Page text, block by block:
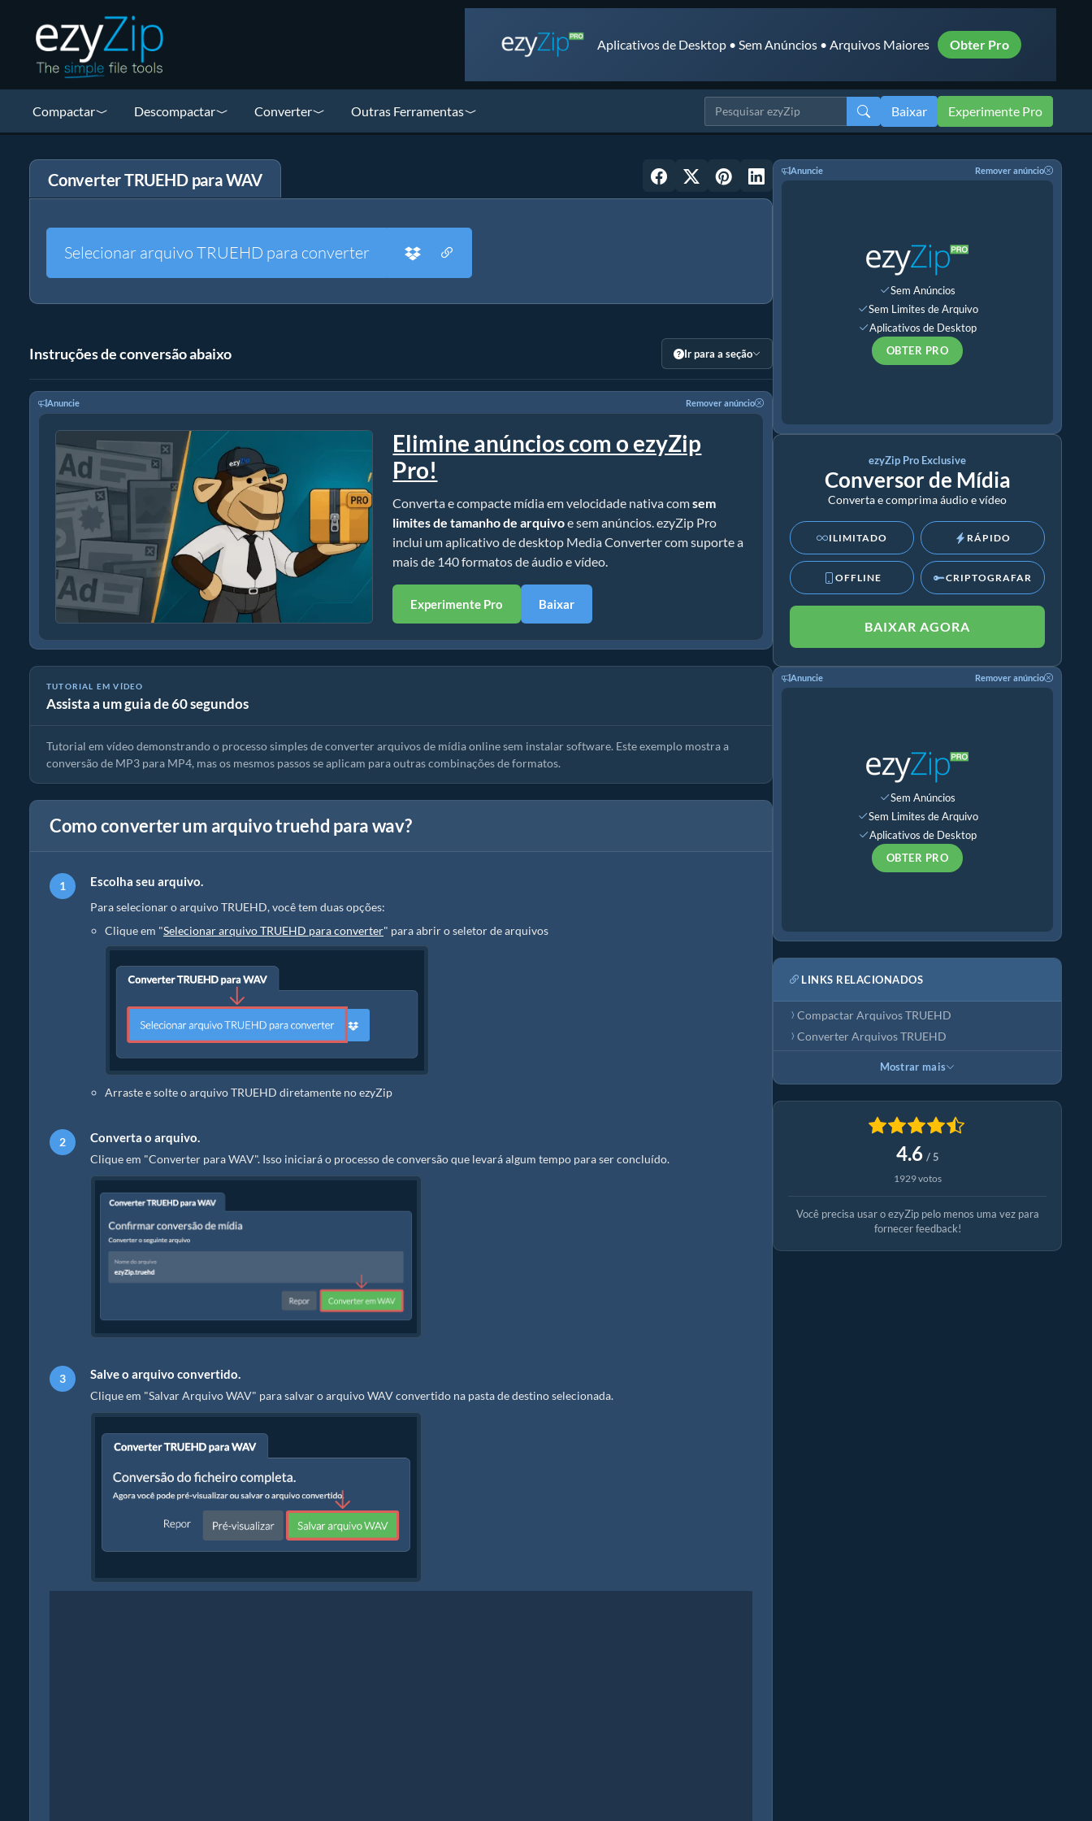
Aplicativos de Desktop • Sem Anúncios • Arquivos Maiores Obter Pro
Compactar Descompactar Converter Outras Ferramentas Baixar Experimente Pro
Converter TRUEHD para WAV
Selecionar arquivo TRUEHD para converter
Instruções de conversão abaixo Ir para a seção
Anuncie Remover anúncio
Elimine anúncios com o ezyZip
Pro!
Converta e compacte mídia em velocidade nativa comsem
limites de tamanho de arquivoe sem anúncios. ezyZip Pro
inclui um aplicativo de desktop Media Converter com suporte a
mais de 140 formatos de áudio e vídeo.
Experimente Pro Baixar
TUTORIAL EM VÍDEO
Assista a um guia de 60 segundos
Como converter arquivos de mídia
Tutorial em vídeo demonstrando o processo simples de converter arquivos de mídia online sem instalar software. Este exemplo mostra a
conversão de MP3 para MP4, mas os mesmos passos se aplicam para outras combinações de formatos.
Como converter um arquivo truehd para wav?
Escolha seu arquivo.
Para selecionar o arquivo TRUEHD, você tem duas opções:
Clique em "Selecionar arquivo TRUEHD para converter" para abrir o seletor de arquivos
Arraste e solte o arquivo TRUEHD diretamente no ezyZip
Converta o arquivo.
Clique em "Converter para WAV". Isso iniciará o processo de conversão que levará algum tempo para ser concluído.
Salve o arquivo convertido.
Clique em "Salvar Arquivo WAV" para salvar o arquivo WAV convertido na pasta de destino selecionada.
Anuncie Remover anúncio
Sem Anúncios
Sem Limites de Arquivo
Aplicativos de Desktop
OBTER PRO
ezyZip Pro Exclusive
Conversor de Mídia
Converta e comprima áudio e vídeo
ILIMITADO RÁPIDO
OFFLINE CRIPTOGRAFAR
BAIXAR AGORA
Anuncie Remover anúncio
Sem Anúncios
Sem Limites de Arquivo
Aplicativos de Desktop
OBTER PRO
LINKS RELACIONADOS
Compactar Arquivos TRUEHD
Converter Arquivos TRUEHD
Mostrar mais
4.6 / 5
1929 votos
Você precisa usar o ezyZip pelo menos uma vez para
fornecer feedback!